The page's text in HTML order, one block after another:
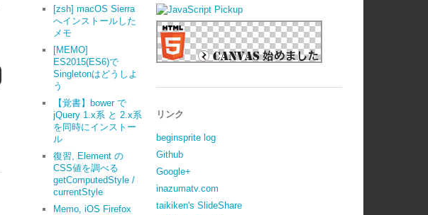
[zsh] macOS Sierra
へインストールした
メモ
[MEMO]
ES2015(ES6)で
Singletonはどうしよ
う
【覚書】bower で
jQuery 1.x系 と 2.x系
を同時にインストー
ル
復習, Element の
CSS値を調べる
getComputedStyle /
currentStyle
Memo, iOS Firefox
リンク
beginsprite log
Github
Google+
inazumatv.com
taikiken's SlideShare